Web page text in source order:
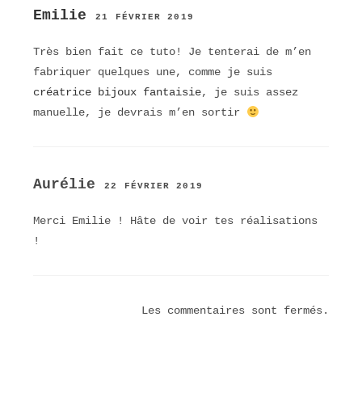
Emilie 21 FÉVRIER 2019
Très bien fait ce tuto! Je tenterai de m’en
fabriquer quelques une, comme je suis
créatrice bijoux fantaisie, je suis assez
manuelle, je devrais m’en sortir
Aurélie22 FÉVRIER 2019
Merci Emilie ! Hâte de voir tes réalisations
!
Les commentaires sont fermés.